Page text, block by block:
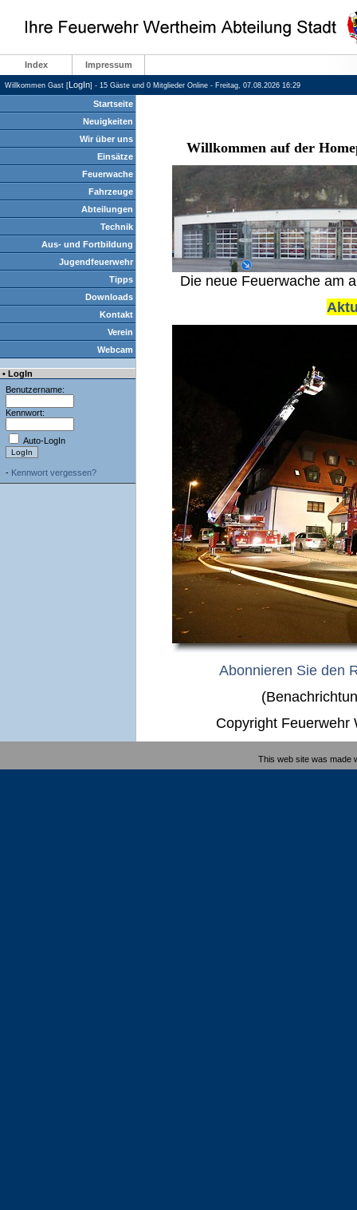
Index Impressum
Willkommen Gast [LogIn] - 15 Gäste und 0 Mitglieder Online - Freitag, 07.08.2026 16:29
Startseite
Neuigkeiten
Wir über uns
Einsätze
Feuerwache
Fahrzeuge
Abteilungen
Technik
Aus- und Fortbildung
Jugendfeuerwehr
Tipps
Downloads
Kontakt
Verein
Webcam
• LogIn
Benutzername:
Kennwort:
Auto-LogIn
- Kennwort vergessen?
Willkommen auf der
Die neue Feuerwache am
Abonnieren Sie den
Copyright Feuerwehr
This web site was made